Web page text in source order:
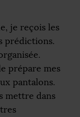
je reçois les
prédictions.
prépare mes
pantalons.
mettre dans